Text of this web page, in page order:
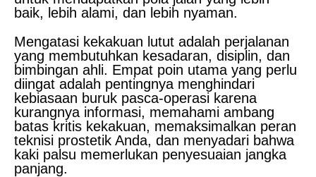
baik, lebih alami, dan lebih nyaman.
Mengatasi kekakuan lutut adalah perjalanan
yang membutuhkan kesadaran, disiplin, dan
bimbingan ahli. Empat poin utama yang perlu
diingat adalah pentingnya menghindari
kebiasaan buruk pasca-operasi karena
kurangnya informasi, memahami ambang
batas kritis kekakuan, memaksimalkan peran
teknisi prostetik Anda, dan menyadari bahwa
kaki palsu memerlukan penyesuaian jangka
panjang.